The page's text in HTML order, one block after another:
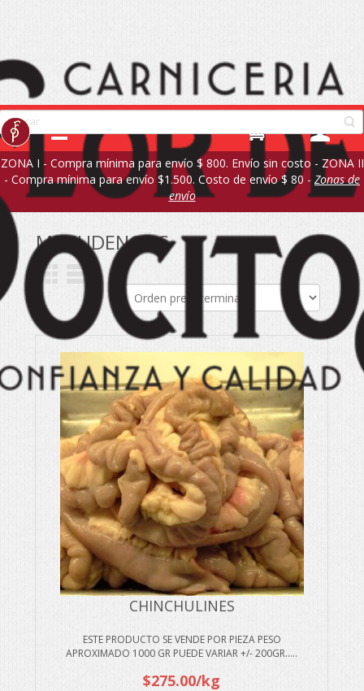
ZONA I - Compra mínima para envío $ 800. Envío sin costo - ZONA II
- Compra mínima para envío $1.500. Costo de envío $ 80 - Zonas de
envío
MENUDENCIAS
CHINCHULINES
ESTE PRODUCTO SE VENDE POR PIEZA PESO
APROXIMADO 1000 GR PUEDE VARIAR +/- 200GR.....
$275.00/kg